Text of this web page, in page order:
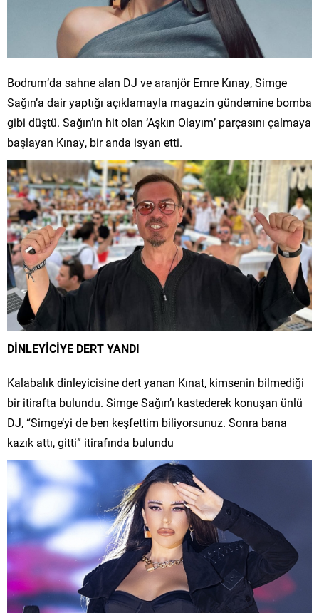
Bodrum’da sahne alan DJ ve aranjör Emre Kınay, Simge
Sağın’a dair yaptığı açıklamayla magazin gündemine bomba
gibi düştü. Sağın’ın hit olan ‘Aşkın Olayım’ parçasını çalmaya
başlayan Kınay, bir anda isyan etti.
DİNLEYİCİYE DERT YANDI
Kalabalık dinleyicisine dert yanan Kınat, kimsenin bilmediği
bir itirafta bulundu. Simge Sağın’ı kastederek konuşan ünlü
DJ, “Simge’yi de ben keşfettim biliyorsunuz. Sonra bana
kazık attı, gitti” itirafında bulundu